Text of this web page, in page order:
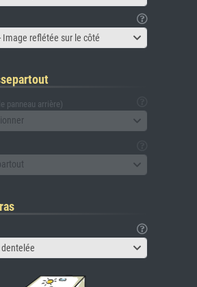
Image reflétée sur le côté
panneau arrière)